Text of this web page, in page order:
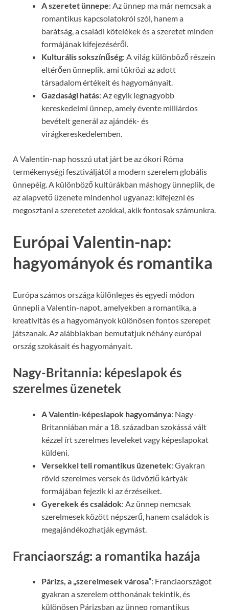
A szeretet ünnepe: Az ünnep ma már nemcsak a
romantikus kapcsolatokról szól, hanem a
barátság, a családi kötelékek és a szeretet minden
formájának kifejezéséről.
Kulturális sokszínűség: A világ különböző részein
eltérően ünneplik, ami tükrözi az adott
társadalom értékeit és hagyományait.
Gazdasági hatás: Az egyik legnagyobb
kereskedelmi ünnep, amely évente milliárdos
bevételt generál az ajándék- és
virágkereskedelemben.
A Valentin-nap hosszú utat járt be az ókori Róma
termékenységi fesztiváljától a modern szerelem globális
ünnepéig. A különböző kultúrákban máshogy ünneplik, de
az alapvető üzenete mindenhol ugyanaz: kifejezni és
megosztani a szeretetet azokkal, akik fontosak számunkra.
Európai Valentin-nap:
hagyományok és romantika
Európa számos országa különleges és egyedi módon
ünnepli a Valentin-napot, amelyekben a romantika, a
kreativitás és a hagyományok különösen fontos szerepet
játszanak. Az alábbiakban bemutatjuk néhány európai
ország szokásait és hagyományait.
Nagy-Britannia: képeslapok és
szerelmes üzenetek
A Valentin-képeslapok hagyománya: Nagy-
Britanniában már a 18. században szokássá vált
kézzel írt szerelmes leveleket vagy képeslapokat
küldeni.
Versekkel teli romantikus üzenetek: Gyakran
rövid szerelmes versek és üdvözlő kártyák
formájában fejezik ki az érzéseiket.
Gyerekek és családok: Az ünnep nemcsak
szerelmesek között népszerű, hanem családok is
megajándékozhatják egymást.
Franciaország: a romantika hazája
Párizs, a „szerelmesek városa”: Franciaországot
gyakran a szerelem otthonának tekintik, és
különösen Párizsban az ünnep romantikus